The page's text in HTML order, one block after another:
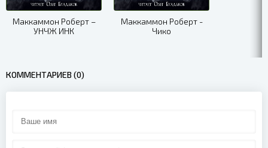
Роберт Маккаммон - Последний поезд с платформы Погибель_10
Маккаммон Роберт –
УНЧЖ ИНК
Маккаммон Роберт -
Чико
КОММЕНТАРИЕВ (0)